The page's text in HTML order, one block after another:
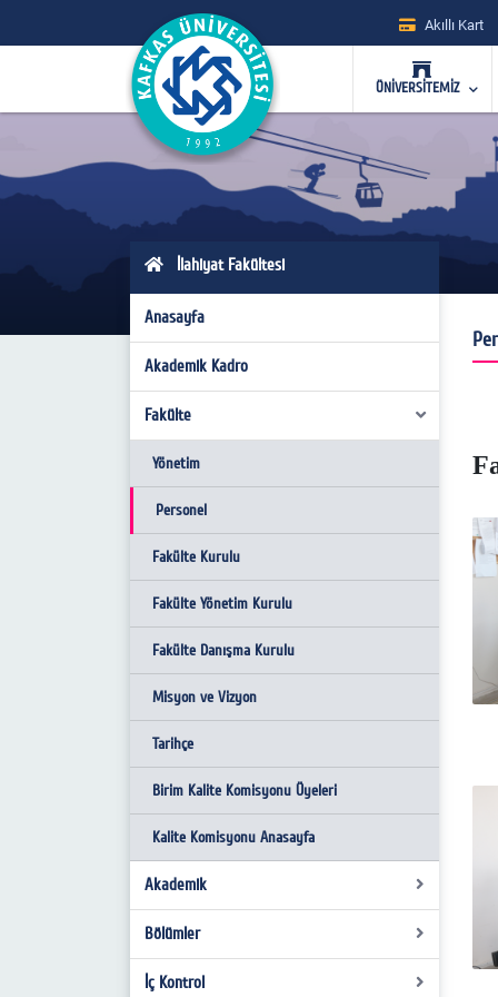
Akıllı Kart
ÜNİVERSİTEMİZ
İlahiyat Fakültesi
Anasayfa
Akademik Kadro
Fakülte
Yönetim
Personel
Fakülte Kurulu
Fakülte Yönetim Kurulu
Fakülte Danışma Kurulu
Misyon ve Vizyon
Tarihçe
Birim Kalite Komisyonu Üyeleri
Kalite Komisyonu Anasayfa
Akademik
Akademik Takvim
BOLOGNA
Bölümler
Temel İslam Bilimleri Bölümü
İç Kontrol